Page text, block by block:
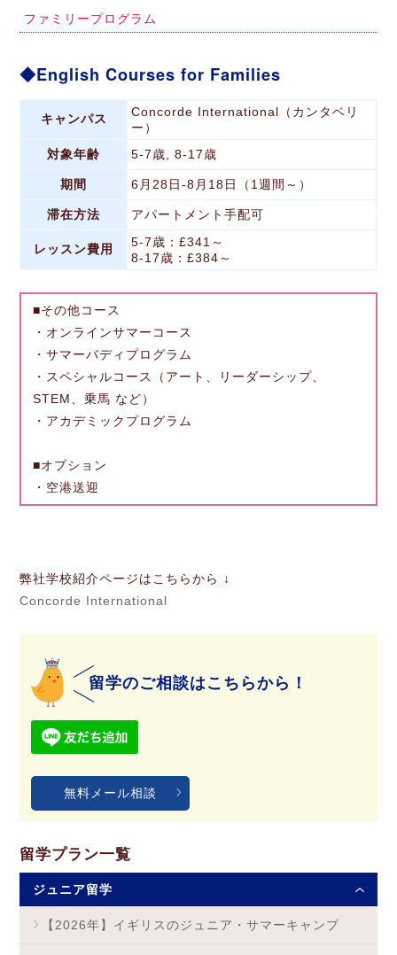
ファミリープログラム
English Courses for Families
キャンパス
Concorde International（カンタベリ
ー）
対象年齢
5-7歳, 8-17歳
期間 6月28日-8月18日（1週間～）
滞在方法 アパートメント手配可
レッスン費用
5-7歳：£341～
8-17歳：£384～
■その他コース
・オンラインサマーコース
・サマーバディプログラム
・スペシャルコース（アート、リーダーシップ、
STEM、乗馬 など）
・アカデミックプログラム
■オプション
・空港送迎
弊社学校紹介ページはこちらから ↓
Concorde International
留学のご相談はこちらから！
無料メール相談
留学プラン一覧
ジュニア留学
【2026年】イギリスのジュニア・サマーキャンプ